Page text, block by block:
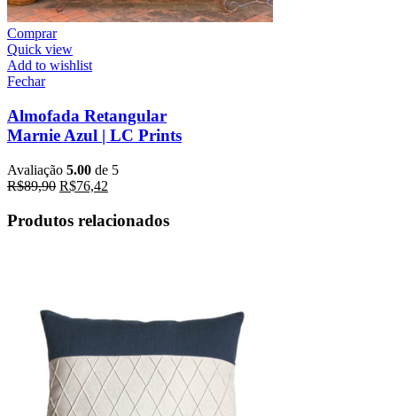
Comprar
Quick view
Add to wishlist
Fechar
Almofada Retangular
Marnie Azul | LC Prints
Avaliação 5.00 de 5
R$89,90 R$76,42
Produtos relacionados